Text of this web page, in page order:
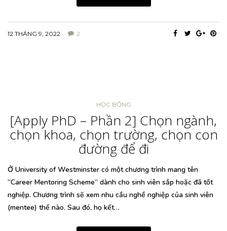
12 THÁNG 9, 2022 2
HỌC BỔNG
[Apply PhD – Phần 2] Chọn ngành,
chọn khoa, chọn trường, chọn con
đường để đi
Ở University of Westminster có một chương trình mang tên
“Career Mentoring Scheme” dành cho sinh viên sắp hoặc đã tốt
nghiệp. Chương trình sẽ xem nhu cầu nghề nghiệp của sinh viên
(mentee) thế nào. Sau đó, họ kết…